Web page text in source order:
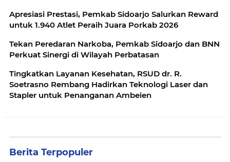
Apresiasi Prestasi, Pemkab Sidoarjo Salurkan Reward
untuk 1.940 Atlet Peraih Juara Porkab 2026
Tekan Peredaran Narkoba, Pemkab Sidoarjo dan BNN
Perkuat Sinergi di Wilayah Perbatasan
Tingkatkan Layanan Kesehatan, RSUD dr. R.
Soetrasno Rembang Hadirkan Teknologi Laser dan
Stapler untuk Penanganan Ambeien
Berita Terpopuler